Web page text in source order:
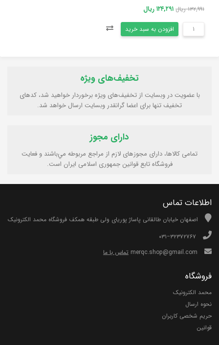
۱۳۲,۹۹۱ ریال ۱۲۴,۲۹۱ ریال
افزودن به سبد خرید
تخفیف‌های ویژه
با عضویت در وبسایت از تخفیف‌های ویژه برخوردار خواهید شد، کدهای
تخفیف تنها برای اعضا گرانقدر وبسایت ارسال خواهد شد.
دارای مجوز
تمامی كالاها، دارای مجوزهای لازم از مراجع مربوطه مي‌باشند و فعایت
فروشگاه تابع قوانين جمهوری اسلامی ايران است.
اطلاعات تماس
اصفهان خیابان طالقانی پاساژ پوریای ولی طبقه همکف فروشگاه محمد الکترونیک
تماس با ما
فروشگاه
محمد الکترونیک
نحوه ارسال
حریم شخصی کاربران
قوانین